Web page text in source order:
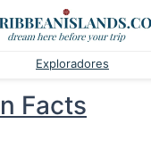
Exploradores
Facts